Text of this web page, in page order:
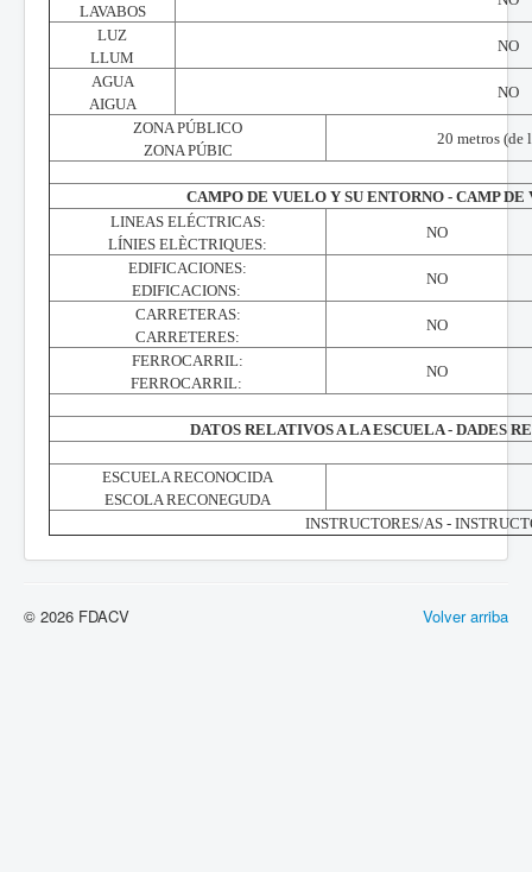
LAVABOS
LUZ
LLUM
NO
AGUA
AIGUA
NO
ZONA PÚBLICO
ZONA PÚBIC
20 metros (de
CAMPO DE VUELO Y SU ENTORNO - CAMP
LINEAS ELÉCTRICAS:
LÍNIES ELÈCTRIQUES:
NO
EDIFICACIONES:
EDIFICACIONS:
NO
CARRETERAS:
CARRETERES:
NO
FERROCARRIL:
FERROCARRIL:
NO
DATOS RELATIVOS A LA ESCUELA - DADES
ESCUELA RECONOCIDA
ESCOLA RECONEGUDA
INSTRUCTORES/AS -
Volver arriba
© 2026 FDACV